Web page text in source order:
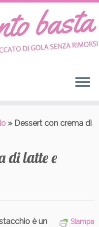
» Dessert con crema di
di latte e
Stampa
è un